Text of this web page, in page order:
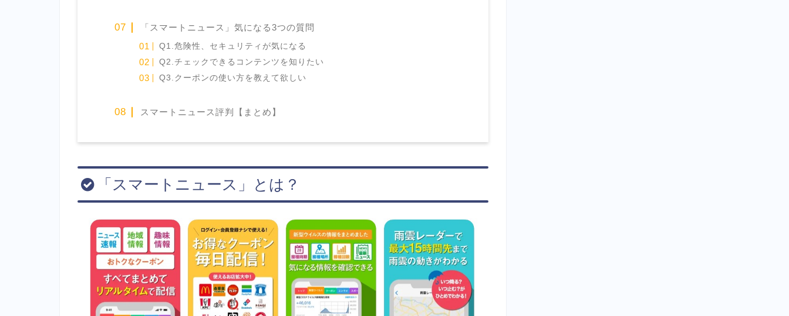
「スマートニュース」気になる3つの質問
Q1.危険性、セキュリティが気になる
Q2.チェックできるコンテンツを知りたい
Q3.クーポンの使い方を教えて欲しい
スマートニュース評判【まとめ】
「スマートニュース」とは？